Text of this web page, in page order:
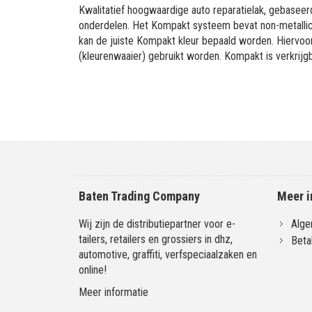
Kwalitatief hoogwaardige auto reparatielak,
onderdelen. Het Kompakt systeem bevat non-
kan de juiste Kompakt kleur bepaald worden.
(kleurenwaaier) gebruikt worden. Kompakt is
Baten Trading Company
Wij zijn de distributiepartner voor e-
tailers, retailers en grossiers in dhz,
automotive, graffiti, verfspeciaalzaken en
online!
Meer informatie
Meer